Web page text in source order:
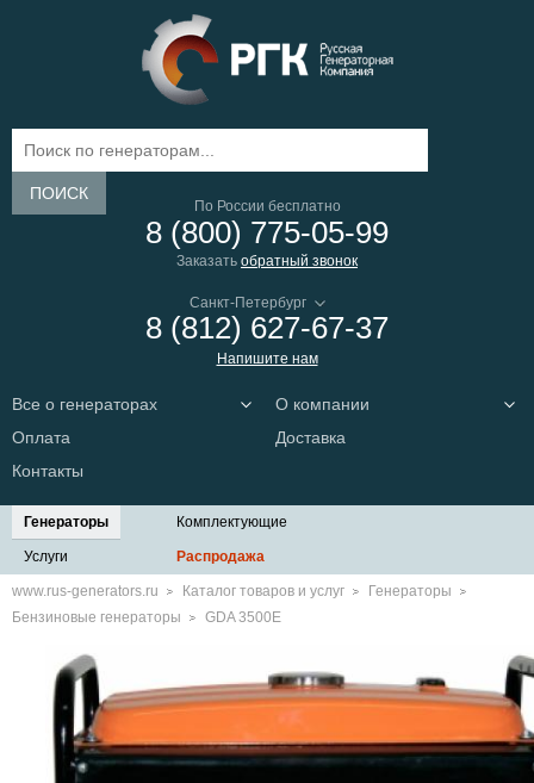
ПОИСК
По России бесплатно
8 (800) 775-05-99
Заказать обратный звонок
8 (812) 627-67-37
Напишите нам
Все о генераторах
О компании
Оплата
Доставка
Контакты
Генераторы Комплектующие
Услуги Распродажа
www.rus-generators.ru Каталог товаров и услуг
Генераторы
Бензиновые генераторы
GDA 3500E